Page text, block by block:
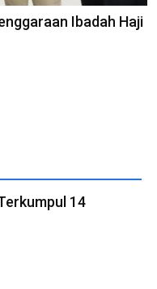
Ibadah Haji
14